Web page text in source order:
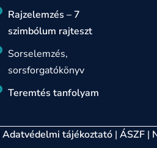
Rajzelemzés – 7
szimbólum rajteszt
Sorselemzés,
sorsforgatókönyv
Teremtés tanfolyam
Adatvédelmi tájékoztató | ÁSZF |